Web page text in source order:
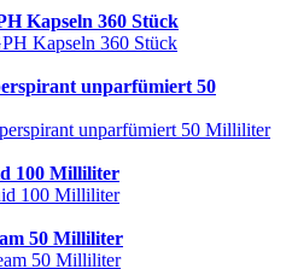
Kapseln 360 Stück
unparfümiert 50
100 Milliliter
50 Milliliter